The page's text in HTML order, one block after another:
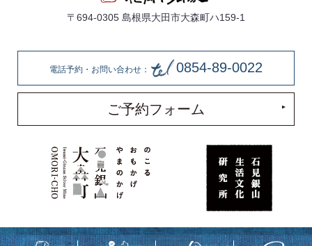
〒694-0305 島根県大田市大森町ハ159-1
電話予約・お問い合わせ： 0854-89-0022
ご予約フォーム
著作権所有 株式会社他郷阿部家 ©2018Takyo-Abeke All rights reserved.